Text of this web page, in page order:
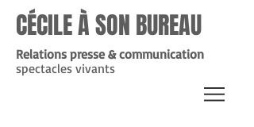
CÉCILE À SON BUREAU
Relations presse & communication
spectacles vivants